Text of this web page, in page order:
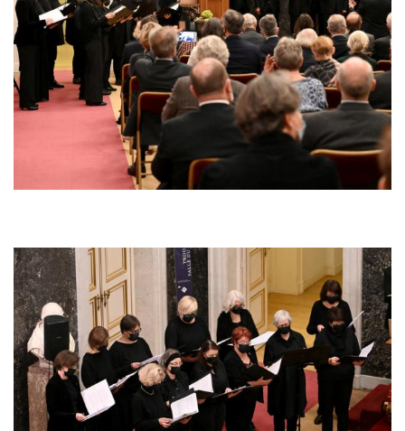
Afbeelding